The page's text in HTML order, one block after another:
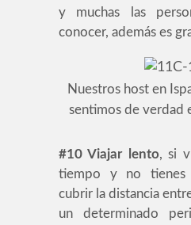
y muchas las
conocer, además es
Nuestros host en
sentimos de verdad
#10 Viajar lento, si
tiempo y no tienes
cubrir la distancia
un determinado